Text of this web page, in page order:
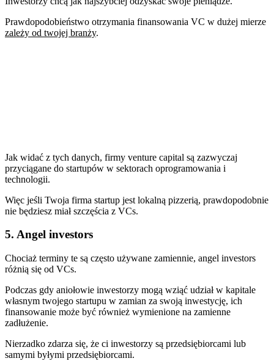
Prawdopodobieństwo otrzymania finansowania VC w dużej mierze
zależy od twojej branży.
Jak widać z tych danych, firmy venture capital są zazwyczaj
przyciągane do startupów w sektorach oprogramowania i
technologii.
Więc jeśli Twoja firma startup jest lokalną pizzerią, prawdopodobnie
nie będziesz miał szczęścia z VCs.
5. Angel investors
Chociaż terminy te są często używane zamiennie, angel investors
różnią się od VCs.
Podczas gdy aniołowie inwestorzy mogą wziąć udział w kapitale
własnym twojego startupu w zamian za swoją inwestycję, ich
finansowanie może być również wymienione na zamienne
zadłużenie.
Nierzadko zdarza się, że ci inwestorzy są przedsiębiorcami lub
samymi byłymi przedsiębiorcami.